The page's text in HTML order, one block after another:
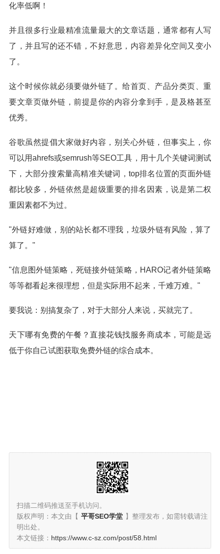
化率低啊！
并且很多行业最精准流量最大的文章话题，通常都有人写
了，并且写的还不错，不好意思，内容差异化空间又变小
了。
这个时候你就必须要做外链了。给首页、产品分类页、重
要文章页做外链，前提是你的内容分拿到手，是及格甚至
优秀。
谷歌虽然提倡大家做好内容，别关心外链，但事实上，你
可以用ahrefs或semrush等SEO工具，用十几个关键词测试
下，大部分搜索量高精准关键词，top排名位置的页面外链
都比较多，外链依然是超级重要的排名因素，说是第二权
重因素都不为过。
"外链好难做，别的站长都不理我，垃圾外链有风险，算了
算了。"
"信息图外链策略，死链接外链策略，HARO记者外链策略
等等都看起来很理想，但是实际用不起来，千难万难。"
要我说：别搞复杂了，对于大部分人来说，买就完了。
天下哪有免费的午餐？直接花钱找服务商成本，可能是远
低于你自己试图获取免费外链的综合成本。
扫描二维码推送至手机访问。
版权声明：本文由【 平哥SEO学堂 】整理发布，如需转载请注
明出处。
本文链接： https://www.c-sz.com/post/58.html